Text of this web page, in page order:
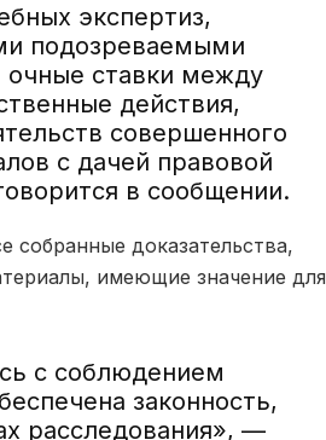
экспертиз,
подозреваемыми
очные ставки между
действия,
совершенного
с дачей правовой
в сообщении.
собранные доказательства,
имеющие значение для
с соблюдением
законность,
расследования», —